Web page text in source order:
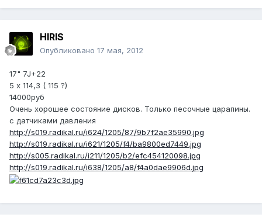
HIRIS
Опубликовано 17 мая, 2012
17" 7J+22
5 х 114,3 ( 115 ?)
14000руб
Очень хорошее состояние дисков. Только песочные царапины.
с датчиками давления
http://s019.radikal.ru/i624/1205/87/9b7f2ae35990.jpg
http://s019.radikal.ru/i621/1205/f4/ba9800ed7449.jpg
http://s005.radikal.ru/i211/1205/b2/efc454120098.jpg
http://s019.radikal.ru/i638/1205/a8/f4a0dae9906d.jpg